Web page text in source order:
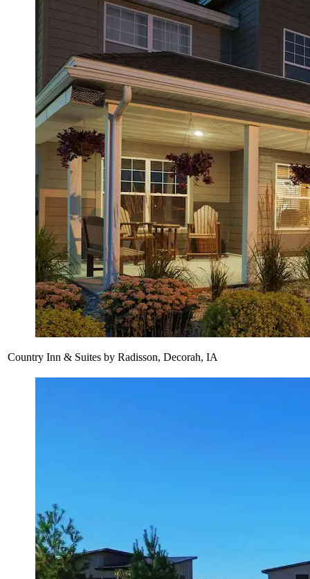
Country Inn & Suites by Radisson, Decorah, IA